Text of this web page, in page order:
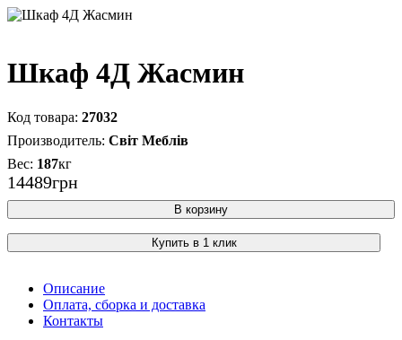
Шкаф 4Д Жасмин
27032
Світ Меблів
187кг
14489грн
В корзину
Купить в 1 клик
Описание
Оплата, сборка и доставка
Контакты